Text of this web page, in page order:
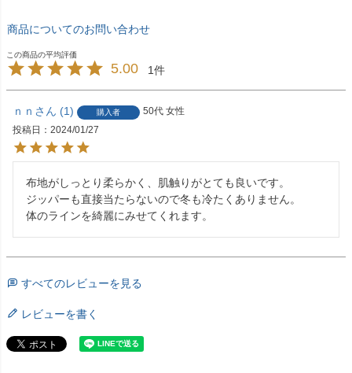
商品についてのお問い合わせ
5.00 1
ｎｎ 1 購入者 50代 女性
投稿日
2024/01/27
布地がしっとり柔らかく、肌触りがとても良いです。
ジッパーも直接当たらないので冬も冷たくありません。
体のラインを綺麗にみせてくれます。
すべてのレビューを見る
レビューを書く